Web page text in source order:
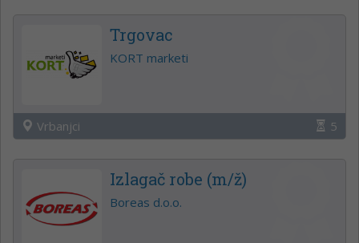
Trgovac
KORT marketi
Vrbanjci 5
Izlagač robe (m/ž)
Boreas d.o.o.